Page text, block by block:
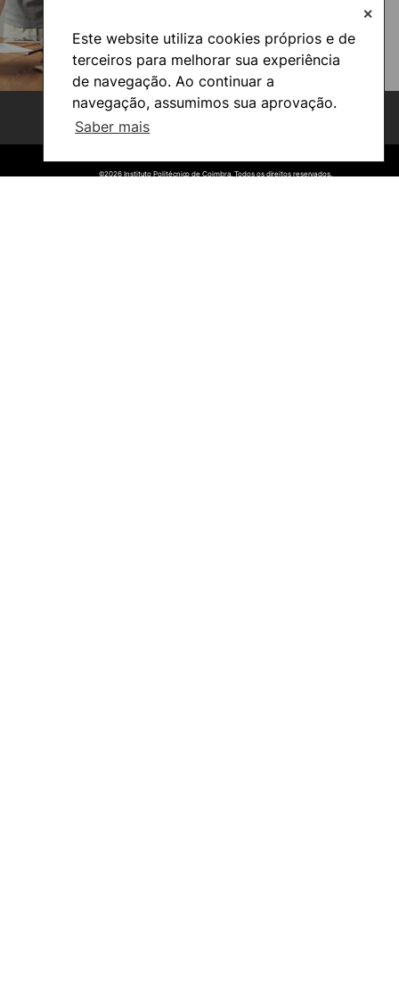
Este website utiliza cookies próprios e de
terceiros para melhorar sua experiência
de navegação. Ao continuar a
navegação, assumimos sua aprovação.
Saber mais
✕
©2026 Instituto Politécnico de Coimbra. Todos os direitos reservados.
©2026 Instituto Politécnico de Coimbra. Todos os direitos reservados.